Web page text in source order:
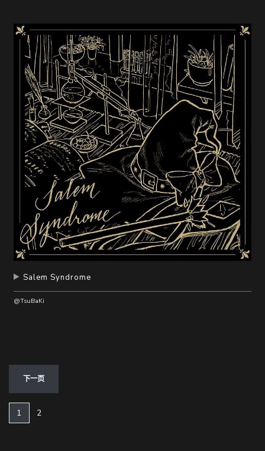
Salem Syndrome
@TsuBaKi
下一页
1 (current)
2